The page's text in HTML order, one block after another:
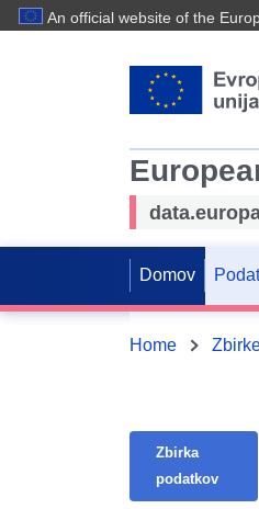
An official website of the
Domov
Home
Zbirka
podatkov